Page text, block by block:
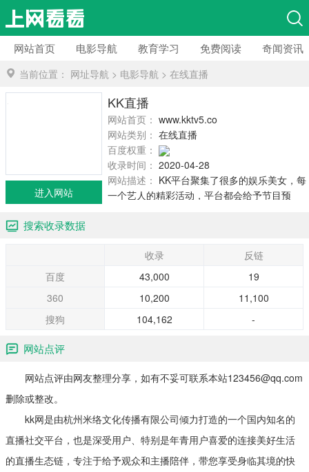
网站首页 电影导航 教育学习 免费阅读 奇闻资讯
当前位置： 网址导航 > 电影导航 > 在线直播
KK直播
网站首页： www.kktv5.com
网站类别： 在线直播
百度权重：
收录时间： 2020-04-28
网站描述： KK平台聚集了很多的娱乐美女，每
一个艺人的精彩活动，平台都会给予节目预
进入网站
搜索收录数据
收录
反链
百度
43,000
19
360
10,200
11,100
搜狗
104,162 -
网站点评
网站点评由网友整理分享，如有不妥可联系本站123456@qq.com
删除或整改。
kk网是由杭州米络文化传播有限公司倾力打造的一个国内知名的
直播社交平台，也是深受用户、特别是年青用户喜爱的连接美好生活
的直播生态链，专注于给予观众和主播陪伴，带您享受身临其境的快